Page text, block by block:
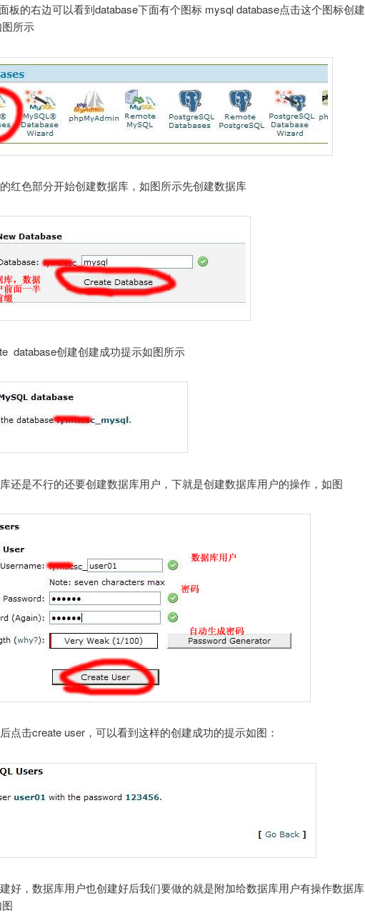
板的右边可以看到database下面有个图标 mysql database点击这个图标创建
所示
红色部分开始创建数据库，如图所示先创建数据库
database创建创建成功提示如图所示
还是不行的还要创建数据库用户，下就是创建数据库用户的操作，如图
点击create user，可以看到这样的创建成功的提示如图：
好，数据库用户也创建好后我们要做的就是附加给数据库用户有操作数据库